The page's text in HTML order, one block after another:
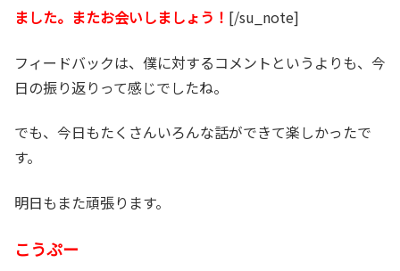
ました。またお会いしましょう！ [/su_note]
フィードバックは、僕に対するコメントというよりも、今
日の振り返りって感じでしたね。
でも、今日もたくさんいろんな話ができて楽しかったで
す。
明日もまた頑張ります。
こうぷー